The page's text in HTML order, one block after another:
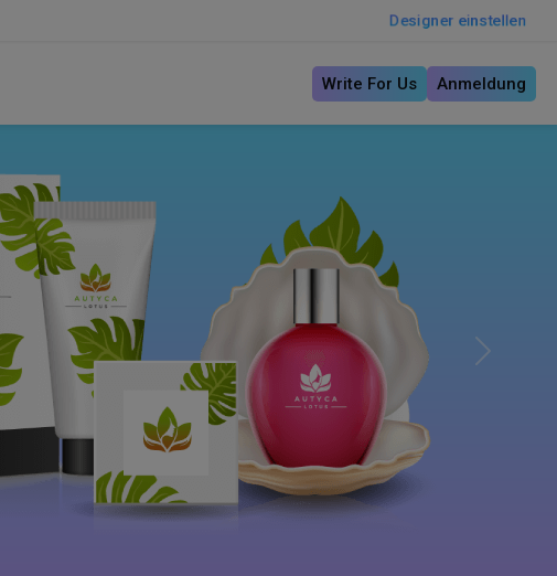
Designer einstellen
Write For Us Anmeldung
Next